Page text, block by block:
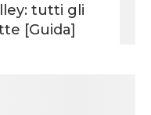
tutti gli
[Guida]